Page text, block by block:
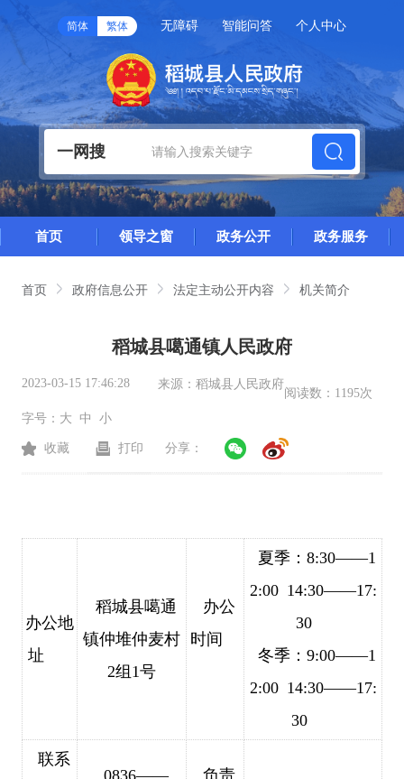
简体 繁体 无障碍 智能问答 个人中心
一网搜
首页 领导之窗 政务公开 政务服务
首页 政府信息公开 法定主动公开内容 机关简介
稻城县噶通镇人民政府
2023-03-15 17:46:28 来源： 稻城县人民政府
阅读数： 1195次
字号： 大 中 小
收藏 打印 分享：
办公地
址
稻城县噶通
镇仲堆仲麦村
2组1号
办公
时间
夏季：8:30——1
2:00 14:30——17:
30
冬季：9:00——1
2:00 14:30——17:
30
联系
0836——
负责